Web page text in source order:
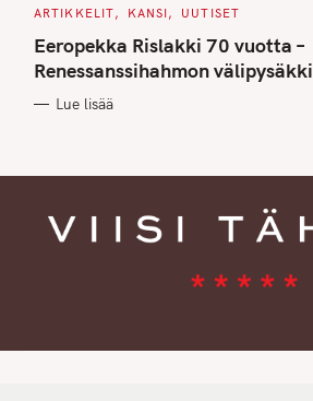
C
T
E
G
O
I
ARTIKKELIT KANSI UUTISET
Eeropekka Rislakki 70 vuotta –
Renessanssihahmon välipysäkki
Lue lisää